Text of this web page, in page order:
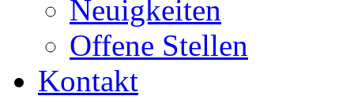
Neuigkeiten
Offene Stellen
Kontakt